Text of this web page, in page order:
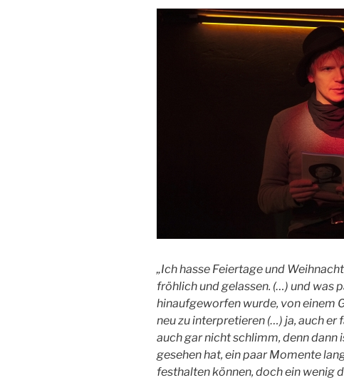
„Ich hasse Feiertage und
fröhlich und gelassen. (…) und was
hinaufgeworfen wurde, von einem
neu zu interpretieren (…) ja, auch er
auch gar nicht schlimm, denn dann
gesehen hat, ein paar Momente
festhalten können, doch ein wenig